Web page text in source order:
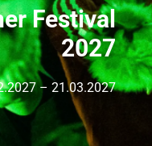
Festival
2027
– 21.03.2027